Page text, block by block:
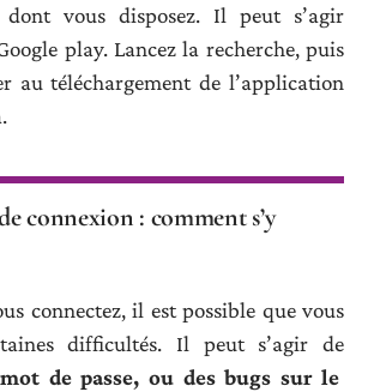
dont vous disposez. Il peut s’agir
play. Lancez la recherche, puis
au téléchargement de l’application
connexion : comment s’y
connectez, il est possible que vous
difficultés. Il peut s’agir de
de passe, ou des bugs sur le